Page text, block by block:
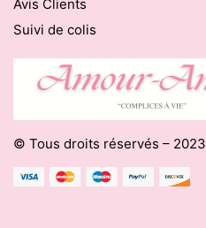
Avis Clients
Suivi de colis
© Tous droits réservés – 2023